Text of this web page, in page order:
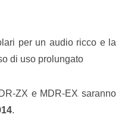
per un audio ricco e la
di uso prolungato
ZX e MDR-EX saranno
.